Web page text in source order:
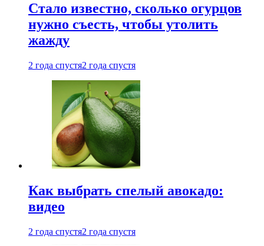
Стало известно, сколько огурцов
нужно съесть, чтобы утолить
жажду
2 года спустя2 года спустя
Как выбрать спелый авокадо:
видео
2 года спустя2 года спустя